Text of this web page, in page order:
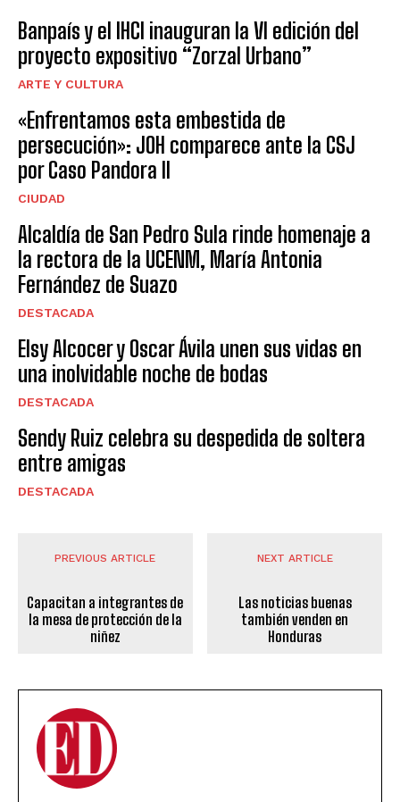
Banpaís y el IHCI inauguran la VI edición del
proyecto expositivo “Zorzal Urbano”
ARTE Y CULTURA
«Enfrentamos esta embestida de
persecución»: JOH comparece ante la CSJ
por Caso Pandora II
CIUDAD
Alcaldía de San Pedro Sula rinde homenaje a
la rectora de la UCENM, María Antonia
Fernández de Suazo
DESTACADA
Elsy Alcocer y Oscar Ávila unen sus vidas en
una inolvidable noche de bodas
DESTACADA
Sendy Ruiz celebra su despedida de soltera
entre amigas
DESTACADA
PREVIOUS ARTICLE
Capacitan a integrantes de
la mesa de protección de la
niñez
NEXT ARTICLE
Las noticias buenas
también venden en
Honduras